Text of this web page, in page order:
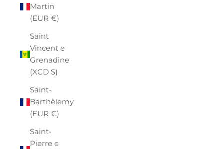
Martin
(EUR €)
Saint
Vincent e
Grenadine
(XCD $)
Saint-
Barthélemy
(EUR €)
Saint-
Pierre e